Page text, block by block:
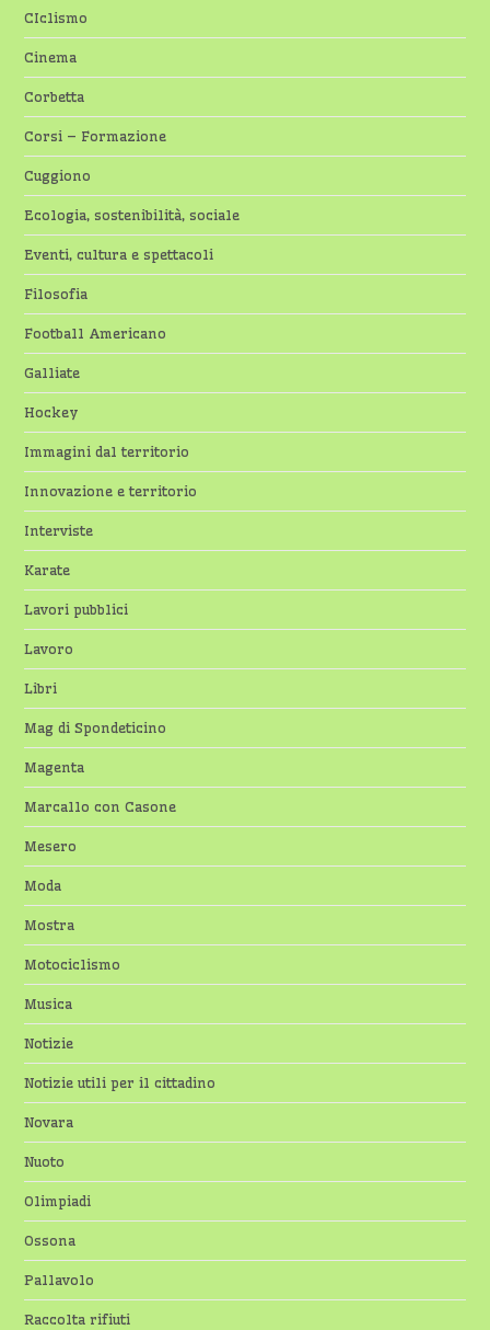
CIclismo
Cinema
Corbetta
Corsi – Formazione
Cuggiono
Ecologia, sostenibilità, sociale
Eventi, cultura e spettacoli
Filosofia
Football Americano
Galliate
Hockey
Immagini dal territorio
Innovazione e territorio
Interviste
Karate
Lavori pubblici
Lavoro
Libri
Mag di Spondeticino
Magenta
Marcallo con Casone
Mesero
Moda
Mostra
Motociclismo
Musica
Notizie
Notizie utili per il cittadino
Novara
Nuoto
Olimpiadi
Ossona
Pallavolo
Raccolta rifiuti